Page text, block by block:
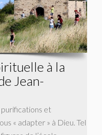
à la
Jean-
purifications et
« adapter » à Dieu. Tel